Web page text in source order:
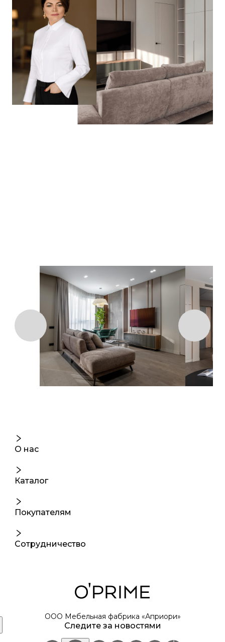
О нас
Каталог
Покупателям
Сотрудничество
ООО Мебельная фабрика «Априори»
Следите за новостями